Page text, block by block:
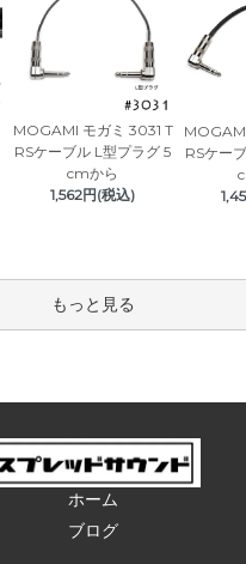
MOGAMI モガミ 3031 T
RSケーブル L型プラグ 5
cmから
1,562円(税込)
RSケー
もっと見る
ホーム
ブログ